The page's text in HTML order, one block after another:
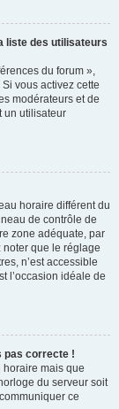
liste des utilisateurs
du forum »,
vous activez cette
modérateurs et de
un utilisateur
horaire différent du
de contrôle de
zone adéquate, par
noter que le réglage
n’est accessible
l’occasion idéale de
pas correcte !
horaire mais que
du serveur soit
ce